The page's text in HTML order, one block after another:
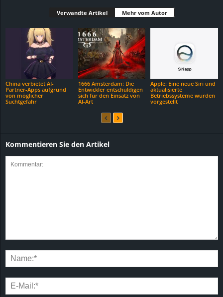
Verwandte Artikel Mehr vom Autor
China verbietet AI-
Partner-Apps aufgrund
von möglicher
Suchtgefahr
1666 Amsterdam: Die
Entwickler entschuldigen
sich für den Einsatz von
AI-Art
Apple: Eine neue Siri und
aktualisierte
Betriebssysteme wurden
vorgestellt
Kommentieren Sie den Artikel